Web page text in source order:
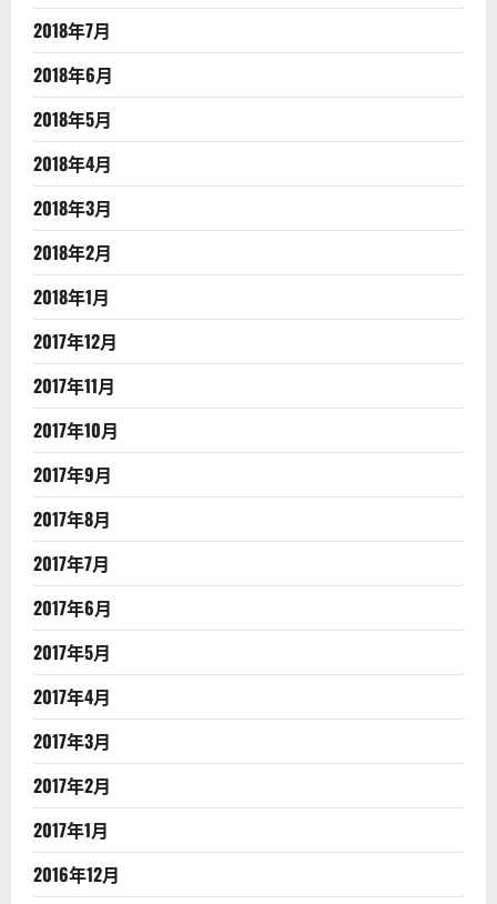
2018年7月
2018年6月
2018年5月
2018年4月
2018年3月
2018年2月
2018年1月
2017年12月
2017年11月
2017年10月
2017年9月
2017年8月
2017年7月
2017年6月
2017年5月
2017年4月
2017年3月
2017年2月
2017年1月
2016年12月